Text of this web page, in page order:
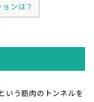
ンは？
いう筋肉のトンネルを